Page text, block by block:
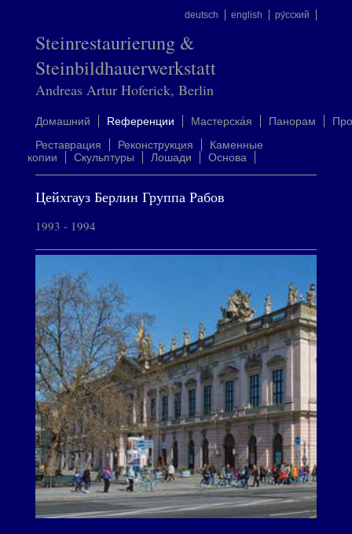
deutsch english ру́сский
Steinrestaurierung &
Steinbildhauerwerkstatt
Andreas Artur Hoferick, Berlin
Домашний Rеференции Mастерска́я Панорам
Реставрация
Реконструкция
Каменные
копии
Скульптуры Лошади Oснова
Цейхгауз Берлин Группа Рабов
1993 - 1994